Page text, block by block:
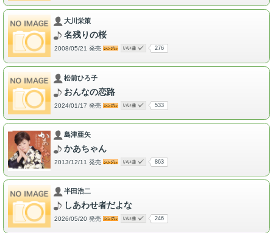
大川栄策
名残りの桜
2008/05/21 発売 276
松前ひろ子
おんなの恋路
2024/01/17 発売 533
島津亜矢
かあちゃん
2013/12/11 発売 863
半田浩二
しあわせ者だよな
2026/05/20 発売 246